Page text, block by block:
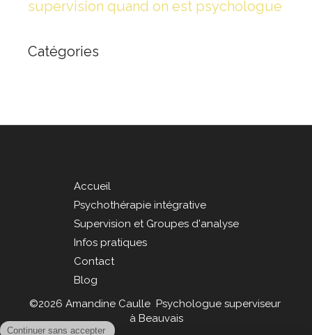
supervision quand on est psychologue
Catégories
Accueil
Psychothérapie intégrative
Supervision et Groupes d'analyse
Infos pratiques
Contact
Blog
©2026 Amandine Caulle Psychologue superviseur
à Beauvais